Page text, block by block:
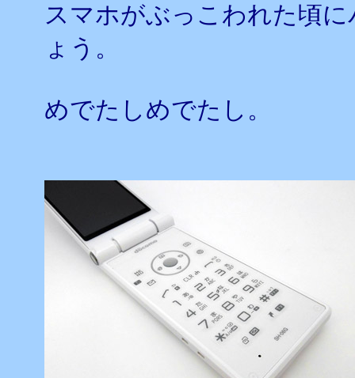
スマホがぶっこわれた頃
ょう。
めでたしめでたし。